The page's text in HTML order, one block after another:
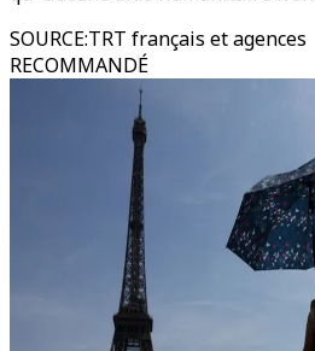
SOURCE:TRT français et agences
RECOMMANDÉ